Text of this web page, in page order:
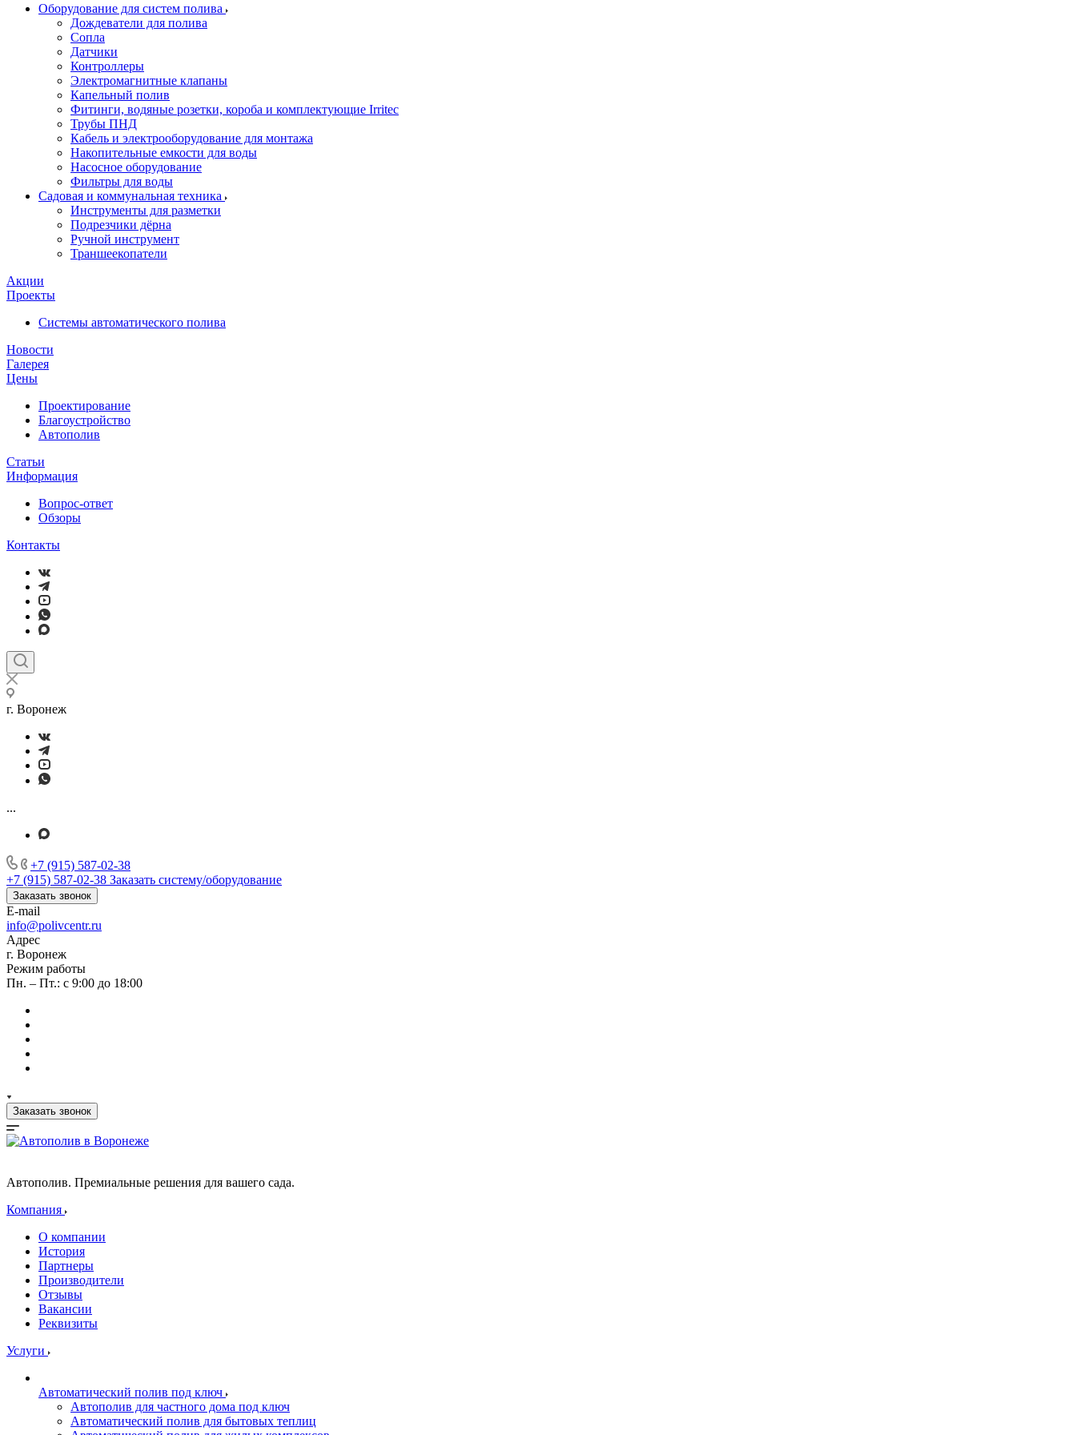
Оборудование для систем полива
Дождеватели для полива
Сопла
Датчики
Контроллеры
Электромагнитные клапаны
Капельный полив
Фитинги, водяные розетки, короба и комплектующие Irritec
Трубы ПНД
Кабель и электрооборудование для монтажа
Накопительные емкости для воды
Насосное оборудование
Фильтры для воды
Садовая и коммунальная техника
Инструменты для разметки
Подрезчики дёрна
Ручной инструмент
Траншеекопатели
Акции
Проекты
Системы автоматического полива
Новости
Галерея
Цены
Проектирование
Благоустройство
Автополив
Статьи
Информация
Вопрос-ответ
Обзоры
Контакты
г. Воронеж
...
+7 (915) 587-02-38
+7 (915) 587-02-38 Заказать систему/оборудование
Заказать звонок
E-mail
info@polivcentr.ru
Адрес
г. Воронеж
Режим работы
Пн. – Пт.: с 9:00 до 18:00
Заказать звонок
Автополив. Премиальные решения для вашего сада.
Компания
О компании
История
Партнеры
Производители
Отзывы
Вакансии
Реквизиты
Услуги
Автоматический полив под ключ
Автополив для частного дома под ключ
Автоматический полив для бытовых теплиц